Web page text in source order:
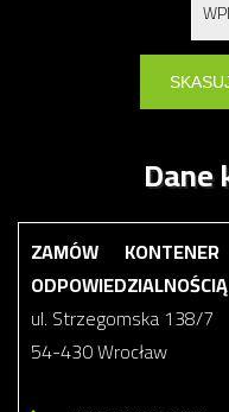
ZAMÓW
ODPOWIEDZIALNOŚCIĄ
ul. Strzegomska 138/7
54-430 Wrocław